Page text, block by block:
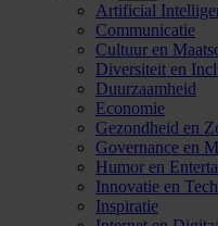
Artificial
Communicatie
Cultuur en
Diversiteit en
Duurzaamheid
Economie
Gezondheid en
Governance en
Humor en
Innovatie en
Inspiratie